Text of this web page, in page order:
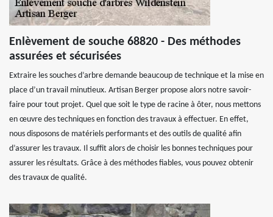
Enlèvement de souche 68820 - Des méthodes
assurées et sécurisées
Extraire les souches d’arbre demande beaucoup de technique et la mise en
place d’un travail minutieux. Artisan Berger propose alors notre savoir-
faire pour tout projet. Quel que soit le type de racine à ôter, nous mettons
en œuvre des techniques en fonction des travaux à effectuer. En effet,
nous disposons de matériels performants et des outils de qualité afin
d’assurer les travaux. Il suffit alors de choisir les bonnes techniques pour
assurer les résultats. Grâce à des méthodes fiables, vous pouvez obtenir
des travaux de qualité.